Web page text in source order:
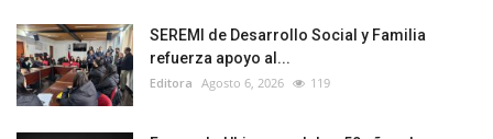
SEREMI de Desarrollo Social y Familia
refuerza apoyo al...
Editora Agosto 6, 2026 119